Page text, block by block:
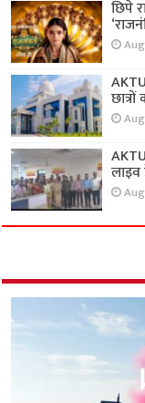
छिपे
लाइव